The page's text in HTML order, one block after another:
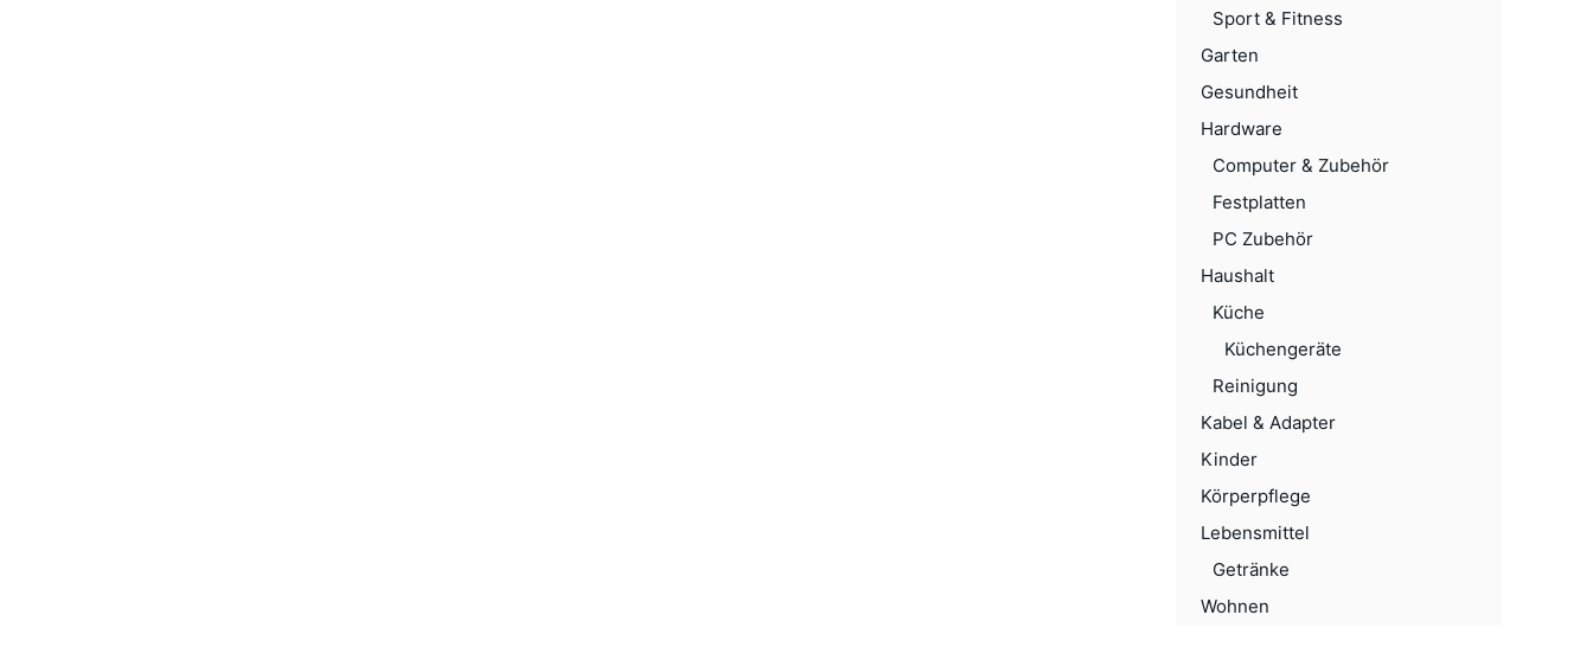
Sport & Fitness
Garten
Gesundheit
Hardware
Computer & Zubehör
Festplatten
PC Zubehör
Haushalt
Küche
Küchengeräte
Reinigung
Kabel & Adapter
Kinder
Körperpflege
Lebensmittel
Getränke
Wohnen